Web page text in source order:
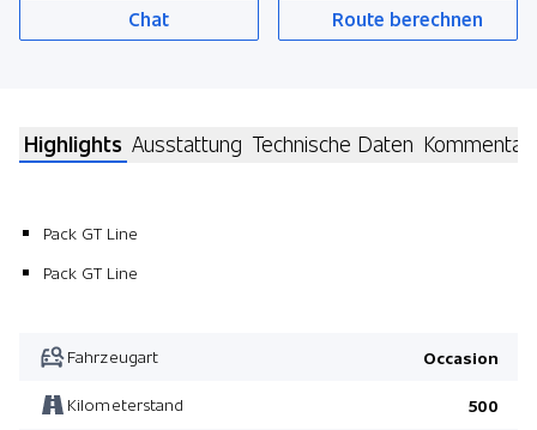
Chat Route berechnen
Highlights Ausstattung Technische Daten Kommentar
Pack GT Line
Pack GT Line
Fahrzeugart Occasion
Kilometerstand 500